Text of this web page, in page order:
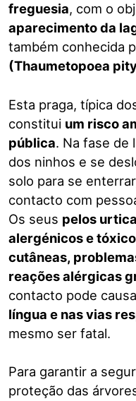
freguesia, com o
aparecimento da
também conhecida
(Thaumetopoea
Esta praga, típica
constitui um risco
pública. Na fase de
dos ninhos e se
solo para se
contacto com
Os seus pelos
alergénicos e
cutâneas,
reações alérgicas
contacto pode
língua e nas vias
mesmo ser fatal.
Para garantir a
proteção das